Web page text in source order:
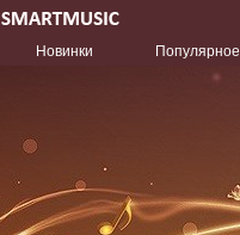
Новинки Популярное